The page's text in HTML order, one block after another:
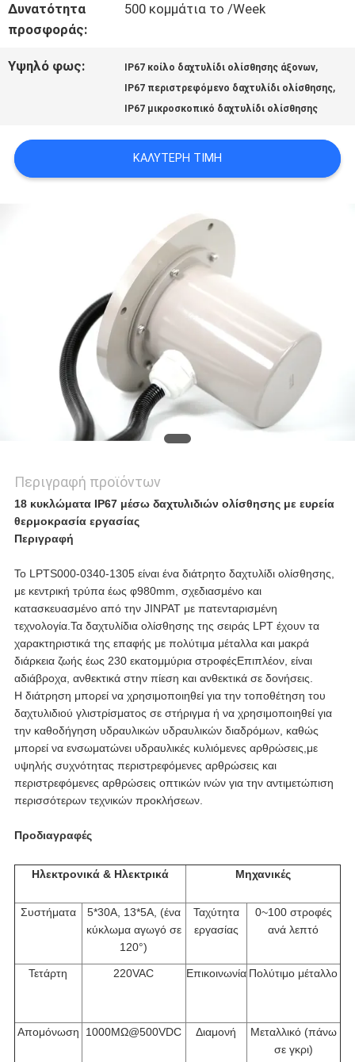
ΜΕ
ΖΗΤΉΣΤΕ
ΑΠΌΣΠΑΣΜΑ
Δυνατότητα
προσφοράς:
500 κομμάτια το /Week
Υψηλό φως: IP67 κοίλο δαχτυλίδι ολίσθησης άξονων,
IP67 περιστρεφόμενο δαχτυλίδι ολίσθησης,
IP67 μικροσκοπικό δαχτυλίδι ολίσθησης
ΚΑΛΎΤΕΡΗ ΤΙΜΉ
Περιγραφή προϊόντων
18 κυκλώματα IP67 μέσω δαχτυλιδιών ολίσθησης με ευρεία
θερμοκρασία εργασίας
Περιγραφή
Το LPTS000-0340-1305 είναι ένα διάτρητο δαχτυλίδι ολίσθησης,
με κεντρική τρύπα έως φ980mm, σχεδιασμένο και
κατασκευασμένο από την JINPAT με πατενταρισμένη
τεχνολογία.Τα δαχτυλίδια ολίσθησης της σειράς LPT έχουν τα
χαρακτηριστικά της επαφής με πολύτιμα μέταλλα και μακρά
διάρκεια ζωής έως 230 εκατομμύρια στροφέςΕπιπλέον, είναι
αδιάβροχα, ανθεκτικά στην πίεση και ανθεκτικά σε δονήσεις.
Η διάτρηση μπορεί να χρησιμοποιηθεί για την τοποθέτηση του
δαχτυλιδιού γλιστρίσματος σε στήριγμα ή να χρησιμοποιηθεί για
την καθοδήγηση υδραυλικών υδραυλικών διαδρόμων, καθώς
μπορεί να ενσωματώνει υδραυλικές κυλιόμενες αρθρώσεις,με
υψηλής συχνότητας περιστρεφόμενες αρθρώσεις και
περιστρεφόμενες αρθρώσεις οπτικών ινών για την αντιμετώπιση
περισσότερων τεχνικών προκλήσεων.
Προδιαγραφές
Ηλεκτρονικά & Ηλεκτρικά Μηχανικές
Συστήματα
5*30A, 13*5A, (ένα
κύκλωμα αγωγό σε
120°)
Ταχύτητα
εργασίας
0~100 στροφές
ανά λεπτό
Τετάρτη 220VAC Επικοινωνία Πολύτιμο μέταλλο
Απομόνωση 1000MΩ@500VDC Διαμονή
Μεταλλικό (πάνω
σε γκρι)